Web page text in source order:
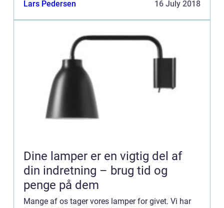
Lars Pedersen 16 July 2018
Dine lamper er en vigtig del af
din indretning – brug tid og
penge på dem
Mange af os tager vores lamper for givet. Vi har